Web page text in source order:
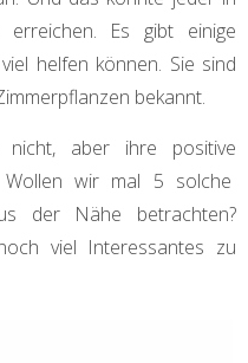
erreichen. Es gibt einige
helfen können. Sie sind
bekannt.
aber ihre positive
Wollen wir mal 5 solche
der Nähe betrachten?
viel Interessantes zu